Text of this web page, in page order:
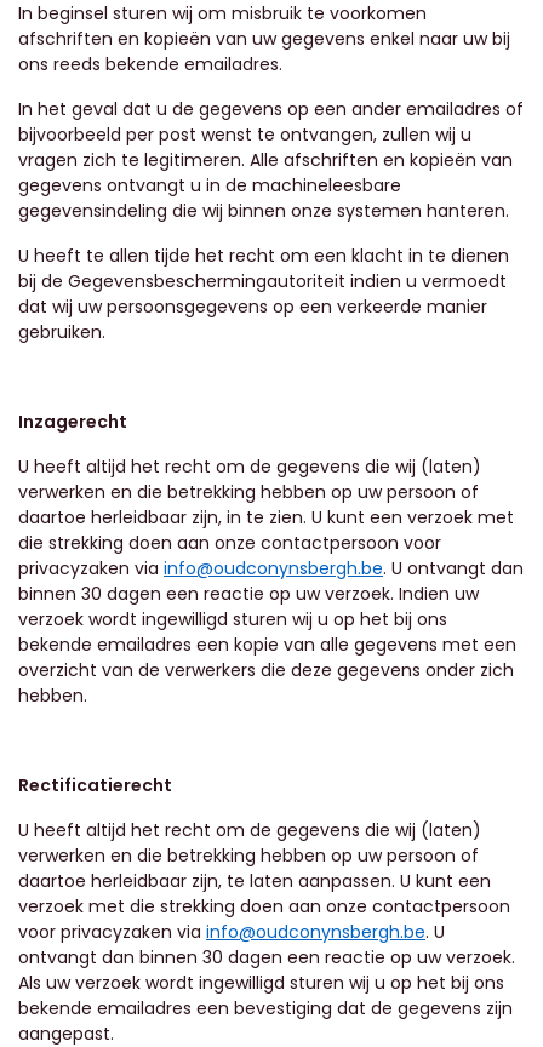
In beginsel sturen wij om misbruik te voorkomen
afschriften en kopieën van uw gegevens enkel naar uw bij
ons reeds bekende emailadres.
In het geval dat u de gegevens op een ander emailadres of
bijvoorbeeld per post wenst te ontvangen, zullen wij u
vragen zich te legitimeren. Alle afschriften en kopieën van
gegevens ontvangt u in de machineleesbare
gegevensindeling die wij binnen onze systemen hanteren.
U heeft te allen tijde het recht om een klacht in te dienen
bij de Gegevensbeschermingautoriteit indien u vermoedt
dat wij uw persoonsgegevens op een verkeerde manier
gebruiken.
Inzagerecht
U heeft altijd het recht om de gegevens die wij (laten)
verwerken en die betrekking hebben op uw persoon of
daartoe herleidbaar zijn, in te zien. U kunt een verzoek met
die strekking doen aan onze contactpersoon voor
privacyzaken via info@oudconynsbergh.be. U ontvangt dan
binnen 30 dagen een reactie op uw verzoek. Indien uw
verzoek wordt ingewilligd sturen wij u op het bij ons
bekende emailadres een kopie van alle gegevens met een
overzicht van de verwerkers die deze gegevens onder zich
hebben.
Rectificatierecht
U heeft altijd het recht om de gegevens die wij (laten)
verwerken en die betrekking hebben op uw persoon of
daartoe herleidbaar zijn, te laten aanpassen. U kunt een
verzoek met die strekking doen aan onze contactpersoon
voor privacyzaken via info@oudconynsbergh.be. U
ontvangt dan binnen 30 dagen een reactie op uw verzoek.
Als uw verzoek wordt ingewilligd sturen wij u op het bij ons
bekende emailadres een bevestiging dat de gegevens zijn
aangepast.